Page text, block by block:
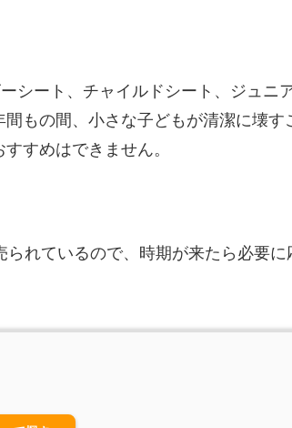
シート、チャイルドシート、ジュニ
もの間、小さな子どもが清潔に壊す
すめはできません。
れているので、時期が来たら必要に